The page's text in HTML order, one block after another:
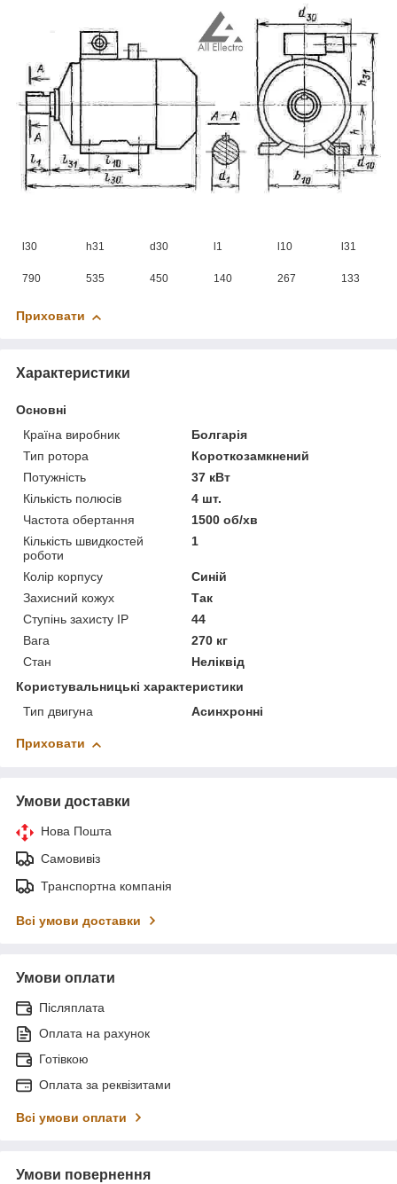
l30 h31 d30 l1 l10 l31
790 535 450 140 267 133
Приховати
Характеристики
Основні
Країна виробник
Болгарія
Тип ротора
Короткозамкнений
Потужність
37 кВт
Кількість полюсів
4 шт.
Частота обертання
1500 об/хв
Кількість швидкостей
роботи
1
Колір корпусу
Синій
Захисний кожух
Так
Ступінь захисту IP
44
Вага
270 кг
Стан
Неліквід
Користувальницькі характеристики
Тип двигуна
Асинхронні
Приховати
Умови доставки
Нова Пошта
Самовивіз
Транспортна компанія
Всі умови доставки
Умови оплати
Післяплата
Оплата на рахунок
Готівкою
Оплата за реквізитами
Всі умови оплати
Умови повернення